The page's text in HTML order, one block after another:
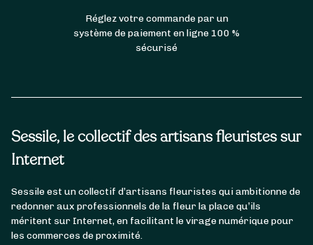
Sessile, le collectif des artisans fleuristes sur
Internet
Sessile est un collectif d’artisans fleuristes qui ambitionne de
redonner aux professionnels de la fleur la place qu’ils
méritent sur Internet, en facilitant le virage numérique pour
les commerces de proximité.
Réglez votre commande par un
système de paiement en ligne 100 %
sécurisé